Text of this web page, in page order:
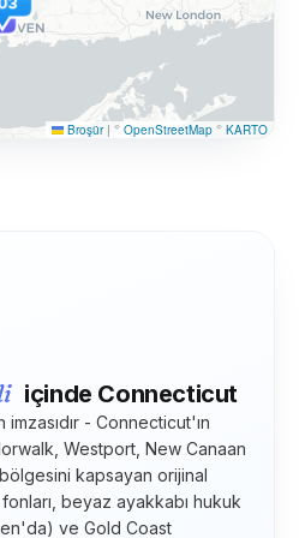
Broşür | © OpenStreetMap © KARTO
içinde Connecticut
- Connecticut'ın
Westport, New Canaan
kapsayan orijinal
beyaz ayakkabı hukuk
ve Gold Coast